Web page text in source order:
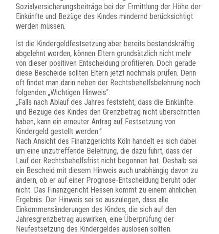
Sozialversicherungsbeiträge bei der Ermittlung der Höhe der
Einkünfte und Bezüge des Kindes mindernd berücksichtigt
werden müssen.
Ist die Kindergeldfestsetzung aber bereits bestandskräftig
abgelehnt worden, können Eltern grundsätzlich nicht mehr
von dieser positiven Entscheidung profitieren. Doch gerade
diese Bescheide sollten Eltern jetzt nochmals prüfen. Denn
oft findet man darin neben der Rechtsbehelfsbelehrung noch
folgenden „Wichtigen Hinweis“:
„Falls nach Ablauf des Jahres feststeht, dass die Einkünfte
und Bezüge des Kindes den Grenzbetrag nicht überschritten
haben, kann ein erneuter Antrag auf Festsetzung von
Kindergeld gestellt werden.“
Nach Ansicht des Finanzgerichts Köln handelt es sich dabei
um eine unzutreffende Belehrung, die dazu führt, dass der
Lauf der Rechtsbehelfsfrist nicht begonnen hat. Deshalb sei
ein Bescheid mit diesem Hinweis auch unabhängig davon zu
ändern, ob er auf einer Prognose-Entscheidung beruht oder
nicht. Das Finanzgericht Hessen kommt zu einem ähnlichen
Ergebnis. Der Hinweis sei so auszulegen, dass alle
Einkommensänderungen des Kindes, die sich auf den
Jahresgrenzbetrag auswirken, eine Überprüfung der
Neufestsetzung des Kindergeldes auslösen sollten.